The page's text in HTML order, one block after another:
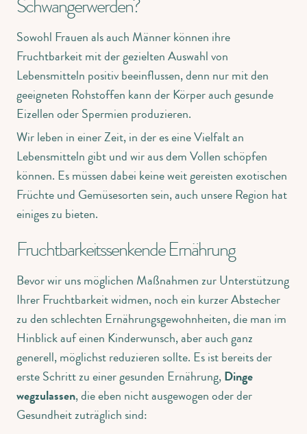
Schwangerwerden?
Sowohl Frauen als auch Männer können ihre
Fruchtbarkeit mit der gezielten Auswahl von
Lebensmitteln positiv beeinflussen, denn nur mit den
geeigneten Rohstoffen kann der Körper auch gesunde
Eizellen oder Spermien produzieren.
Wir leben in einer Zeit, in der es eine Vielfalt an
Lebensmitteln gibt und wir aus dem Vollen schöpfen
können. Es müssen dabei keine weit gereisten exotischen
Früchte und Gemüsesorten sein, auch unsere Region hat
einiges zu bieten.
Fruchtbarkeitssenkende Ernährung
Bevor wir uns möglichen Maßnahmen zur Unterstützung
Ihrer Fruchtbarkeit widmen, noch ein kurzer Abstecher
zu den schlechten Ernährungsgewohnheiten, die man im
Hinblick auf einen Kinderwunsch, aber auch ganz
generell, möglichst reduzieren sollte. Es ist bereits der
erste Schritt zu einer gesunden Ernährung,Dinge
wegzulassen, die eben nicht ausgewogen oder der
Gesundheit zuträglich sind: